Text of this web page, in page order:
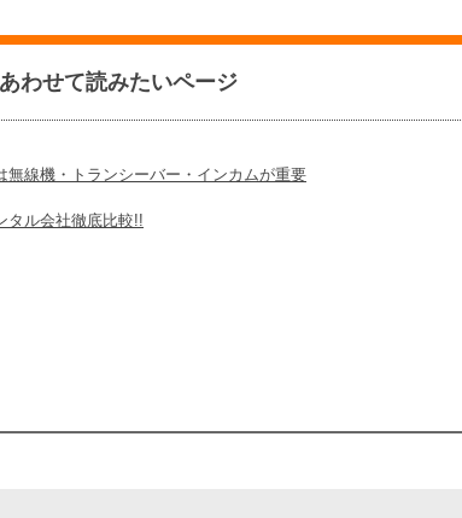
あわせて読みたいページ
線機・トランシーバー・インカムが重要
タル会社徹底比較!!